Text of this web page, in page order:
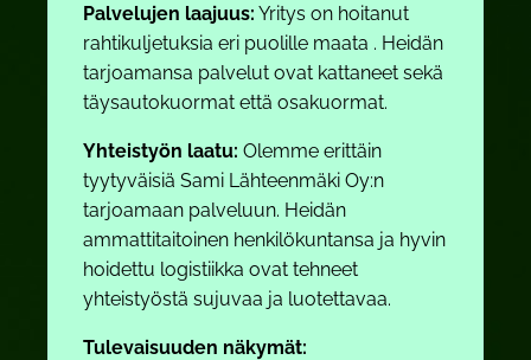
Palvelujen laajuus: Yritys on hoitanut
rahtikuljetuksia eri puolille maata . Heidän
tarjoamansa palvelut ovat kattaneet sekä
täysautokuormat että osakuormat.
Yhteistyön laatu: Olemme erittäin
tyytyväisiä Sami Lähteenmäki Oy:n
tarjoamaan palveluun. Heidän
ammattitaitoinen henkilökuntansa ja hyvin
hoidettu logistiikka ovat tehneet
yhteistyöstä sujuvaa ja luotettavaa.
Tulevaisuuden näkymät: